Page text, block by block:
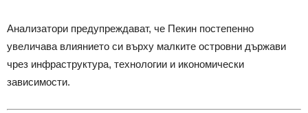
Анализатори предупреждават, че Пекин постепенно
увеличава влиянието си върху малките островни държави
чрез инфраструктура, технологии и икономически
зависимости.